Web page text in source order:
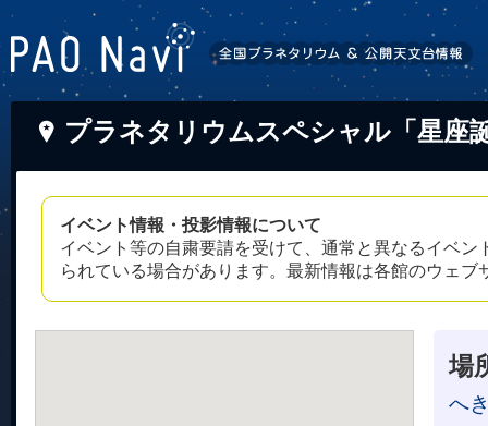
プラネタリウムスペシャル「星座
イベント情報・投影情報について
イベント等の自粛要請を受けて、通常と異なるイベ
られている場合があります。最新情報は各館のウェ
場
へ